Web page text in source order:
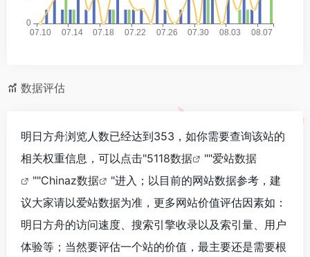
数据评估
明日方舟浏览人数已经达到353，如你需要查询该站的
相关权重信息，可以点击"5118数据 ""爱站数据
""Chinaz数据
"进入；以目前的网站数据参考，建
议大家请以爱站数据为准，更多网站价值评估因素如：
明日方舟的访问速度、搜索引擎收录以及索引量、用户
体验等；当然要评估一个站的价值，最主要还是需要根